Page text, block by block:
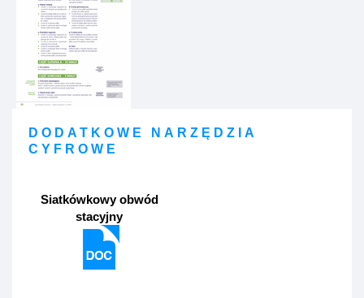
DODATKOWE NARZĘDZIA
CYFROWE
Siatkówkowy obwód
stacyjny